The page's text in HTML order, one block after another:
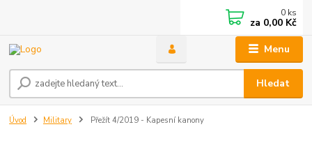
Menu
Hledat
0 ks
za 0,00 Kč
Úvod Military Přežít 4/2019 - Kapesní kanony